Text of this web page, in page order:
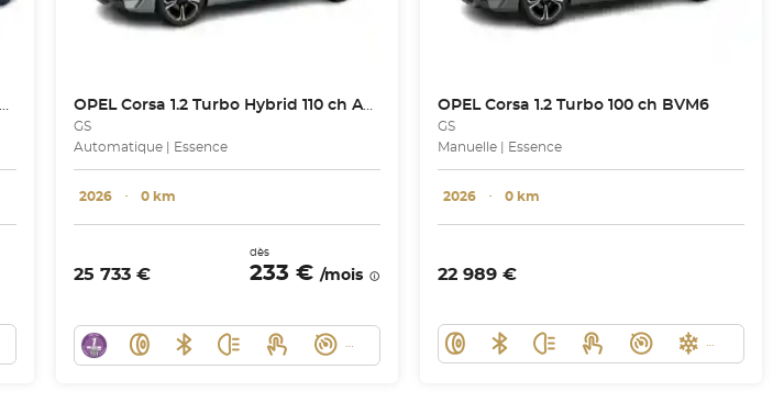
OPEL Corsa 1.2 Turbo Hybrid 110 ch Autom
GS
Automatique | Essence
2026 ･ 0 km
25 733 €
dès
233 € /mois
OPEL Corsa 1.2 Turbo 100 ch BVM6
GS
Manuelle | Essence
2026 ･ 0 km
22 989 €